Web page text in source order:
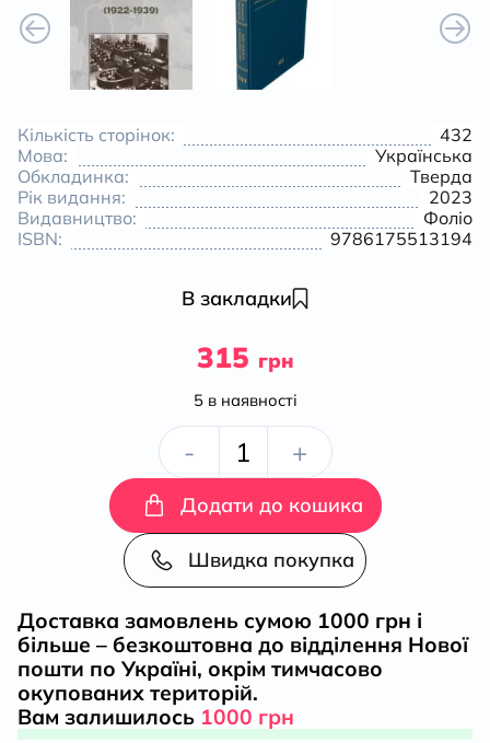
Кількість сторінок:
432
Мова:
Українська
Обкладинка:
Тверда
Рік видання:
2023
Видавництво:
Фоліо
ISBN:
9786175513194
В закладки
315 грн
5 в наявності
-
Перлини
в
степу.
Розмови
про
минуле
+
Додати до кошика
Швидка покупка
Доставка замовлень сумою 1000 грн і
більше – безкоштовна до відділення Нової
пошти по Україні, окрім тимчасово
окупованих територій.
Вам залишилось 1000 грн